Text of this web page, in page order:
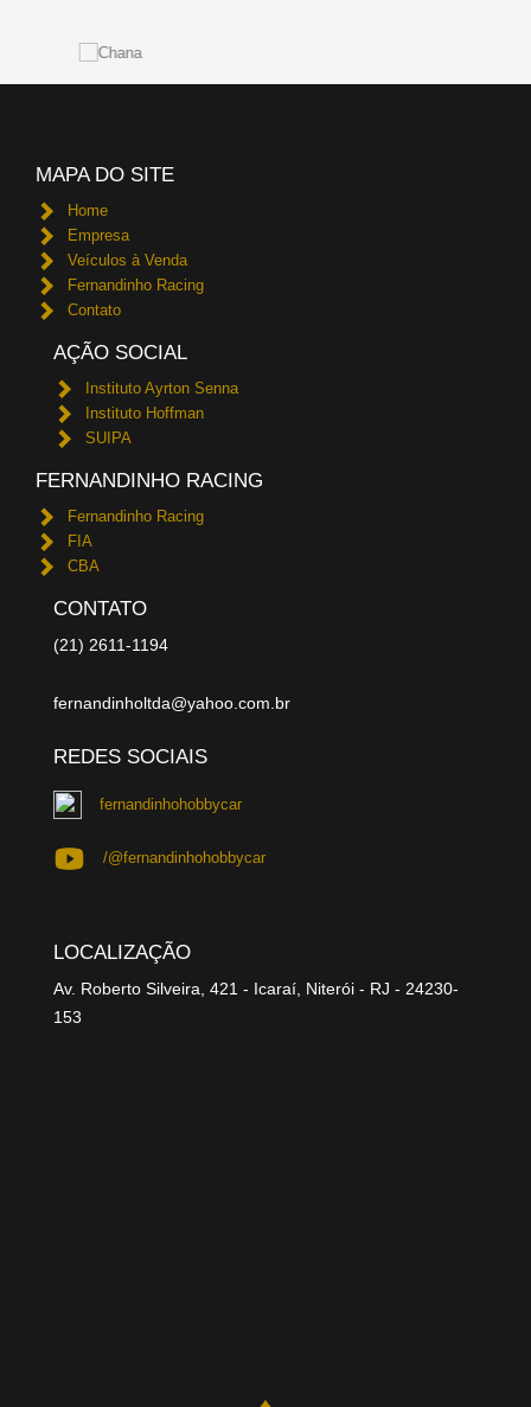
MAPA DO SITE
Home
Empresa
Veículos à Venda
Fernandinho Racing
Contato
AÇÃO SOCIAL
Instituto Ayrton Senna
Instituto Hoffman
SUIPA
FERNANDINHO RACING
Fernandinho Racing
FIA
CBA
CONTATO
(21) 2611-1194
fernandinholtda@yahoo.com.br
REDES SOCIAIS
fernandinhohobbycar
/@fernandinhohobbycar
LOCALIZAÇÃO
Av. Roberto Silveira, 421 - Icaraí, Niterói - RJ - 24230-
153